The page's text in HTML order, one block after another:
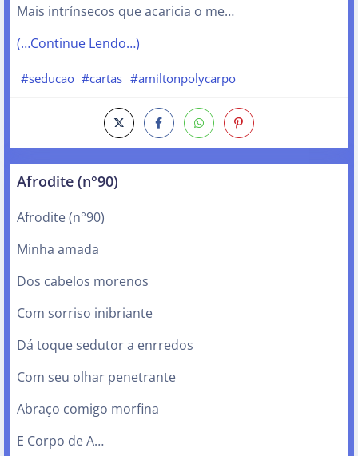
Mais intrínsecos que acaricia o me…
(…Continue Lendo…)
#seducao #cartas #amiltonpolycarpo
Afrodite (n°90)
Afrodite (n°90)
Minha amada
Dos cabelos morenos
Com sorriso inibriante
Dá toque sedutor a enrredos
Com seu olhar penetrante
Abraço comigo morfina
E Corpo de A…